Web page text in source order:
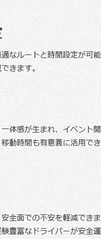
なルートと時間設定が可
きます。
体感が生まれ、イベント
動時間も有意義に活用
全面での不安を軽減で
豊富なドライバーが安全運